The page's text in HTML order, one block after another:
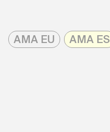
to
content
AMA EU AMA ES